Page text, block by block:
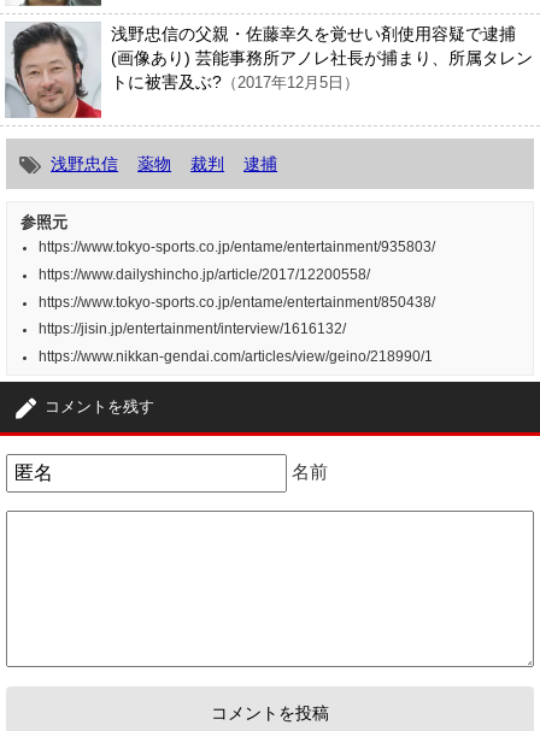
浅野忠信の父親・佐藤幸久を覚せい剤使用容疑で逮捕
(画像あり) 芸能事務所アノレ社長が捕まり、所属タレン
トに被害及ぶ? （2017年12月5日）
浅野忠信 薬物 裁判 逮捕
参照元
https://www.tokyo-sports.co.jp/entame/entertainment/935803/
https://www.dailyshincho.jp/article/2017/12200558/
https://www.tokyo-sports.co.jp/entame/entertainment/850438/
https://jisin.jp/entertainment/interview/1616132/
https://www.nikkan-gendai.com/articles/view/geino/218990/1
コメントを残す
名前